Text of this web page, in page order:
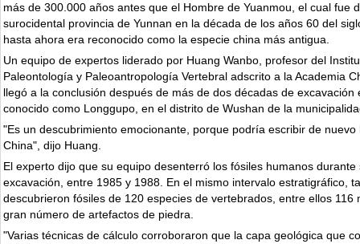
más de 300.000 años antes que el Hombre de Yuanmou, el cual fue
surocidental provincia de Yunnan en la década de los años 60 del
hasta ahora era reconocido como la especie china más antigua.
Un equipo de expertos liderado por Huang Wanbo, profesor del
Paleontología y Paleoantropología Vertebral adscrito a la Academia
llegó a la conclusión después de más de dos décadas de excavación
conocido como Longgupo, en el distrito de Wushan de la
"Es un descubrimiento emocionante, porque podría escribir de nuevo
China", dijo Huang.
El experto dijo que su equipo desenterró los fósiles humanos durante
excavación, entre 1985 y 1988. En el mismo intervalo estratigráfico,
descubrieron fósiles de 120 especies de vertebrados, entre ellos 116
gran número de artefactos de piedra.
"Varias técnicas de cálculo corroboraron que la capa geológica que